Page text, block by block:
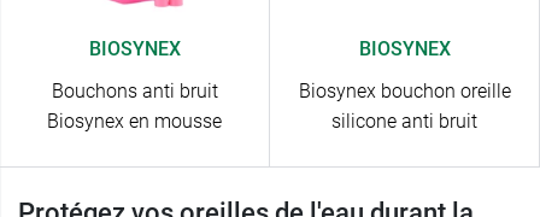
BIOSYNEX
Bouchons anti bruit
Biosynex en mousse
BIOSYNEX
Biosynex bouchon oreille
silicone anti bruit